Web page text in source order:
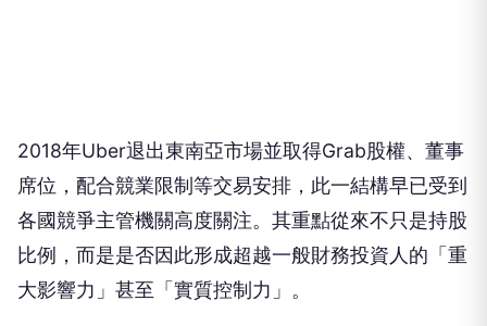
2018年Uber退出東南亞市場並取得Grab股權、董事
席位，配合競業限制等交易安排，此一結構早已受到
各國競爭主管機關高度關注。其重點從來不只是持股
比例，而是是否因此形成超越一般財務投資人的「重
大影響力」甚至「實質控制力」。